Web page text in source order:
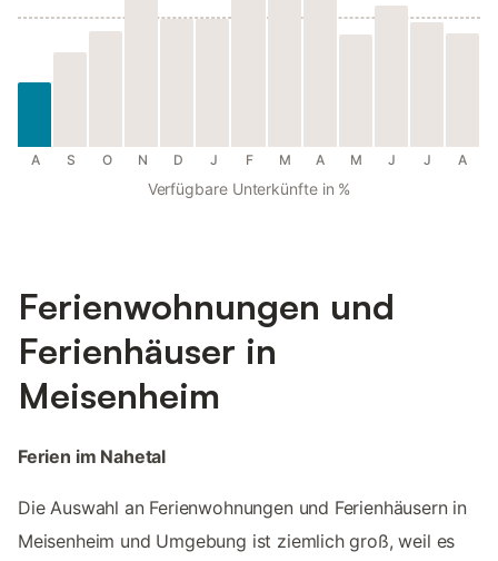
A S O N D J F M A M J J A
Verfügbare Unterkünfte in %
Ferienwohnungen und
Ferienhäuser in
Meisenheim
Ferien im Nahetal
Die Auswahl an Ferienwohnungen und Ferienhäusern in
Meisenheim und Umgebung ist ziemlich groß, weil es